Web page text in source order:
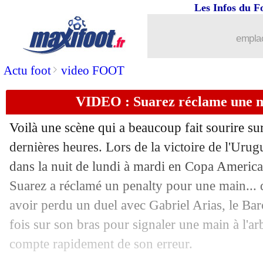
Actu foot> video FOOT
Les Infos du
VIDEO : Suarez réclame une
Voilà une scène qui a beaucoup fait sourire
dernières heures. Lors de la victoire de
dans la nuit de lundi à mardi en Copa
Suarez a réclamé un penalty pour une main...
avoir perdu un duel avec Gabriel Arias, le
fois sur son bras pour signaler une main à
compte rapidement de son erreur.
: Coutinho lucide sur sa saison
25/06 Monaco: Fabregas poussé vers la
25/06 Barça: le PSG se penche sur Nelson
: des contacts avec Schick
25/06 TFC: Makengo débarque en prêt
25/06 OM: Bony proposé, aussitôt refusé
25/06 TFC : Vainqueur arrive en prêt
25/06 : Pamela Anderson dézingue